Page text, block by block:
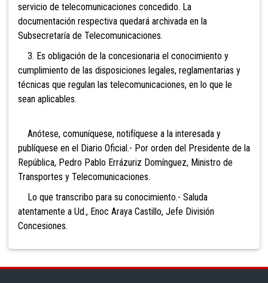
servicio de telecomunicaciones concedido. La
documentación respectiva quedará archivada en la
Subsecretaría de Telecomunicaciones.
3. Es obligación de la concesionaria el conocimiento y
cumplimiento de las disposiciones legales, reglamentarias y
técnicas que regulan las telecomunicaciones, en lo que le
sean aplicables.
Anótese, comuníquese, notifíquese a la interesada y
publíquese en el Diario Oficial.- Por orden del Presidente de la
República, Pedro Pablo Errázuriz Domínguez, Ministro de
Transportes y Telecomunicaciones.
Lo que transcribo para su conocimiento.- Saluda
atentamente a Ud., Enoc Araya Castillo, Jefe División
Concesiones.